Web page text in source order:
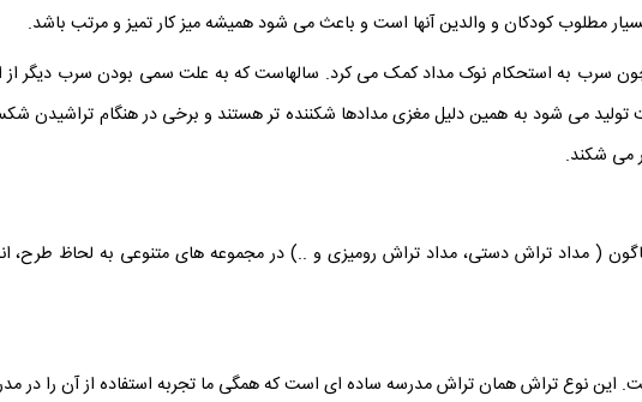
مطلوب کودکان و والدین آنها است و باعث می شود همیشه میز کار تمیز و مرتب باشد.
سرب به استحکام نوک مداد کمک می کرد. سالهاست که به علت سمی بودن سرب دیگر از
تولید می شود به همین دلیل مغزی مدادها شکننده تر هستند و برخی در هنگام تراشیدن
می شکند.
( مداد تراش دستی، مداد تراش رومیزی و ..) در مجموعه های متنوعی به لحاظ طرح،
این نوع تراش همان تراش مدرسه ساده ای است که همگی ما تجربه استفاده از آن را در